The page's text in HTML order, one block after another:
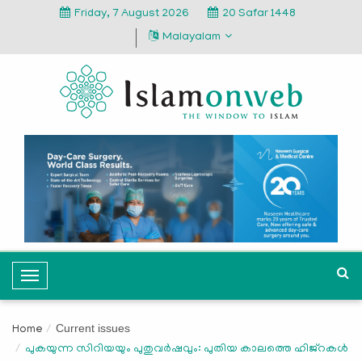
Friday, 7 August 2026
20 Safar 1448
Malayalam
T
o
g
l
Home Current issues
പുകയുന്ന സിറിയയും പുതുവര്‍ഷവും: പുതിയ കാലത്തെ ഹിജ്‌റകള്‍